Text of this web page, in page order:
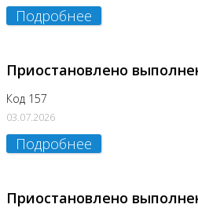
Подробнее
Приостановлено
Код 157
03.07.2026
Подробнее
Приостановлено